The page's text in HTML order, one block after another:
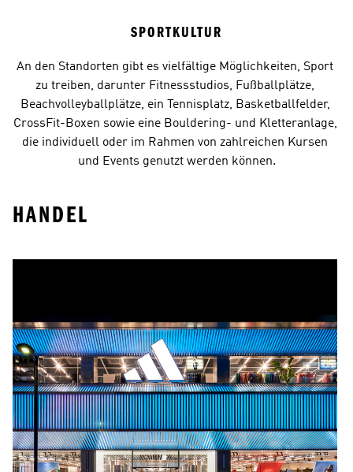
SPORTKULTUR
An den Standorten gibt es vielfältige Möglichkeiten, Sport
zu treiben, darunter Fitnessstudios, Fußballplätze,
Beachvolleyballplätze, ein Tennisplatz, Basketballfelder,
CrossFit-Boxen sowie eine Bouldering- und Kletteranlage,
die individuell oder im Rahmen von zahlreichen Kursen
und Events genutzt werden können.
HANDEL